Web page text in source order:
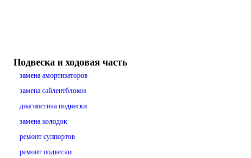
Подвеска и ходовая часть
замена амортизаторов
замена сайлентблоков
диагностика подвески
замена колодок
ремонт суппортов
ремонт подвески